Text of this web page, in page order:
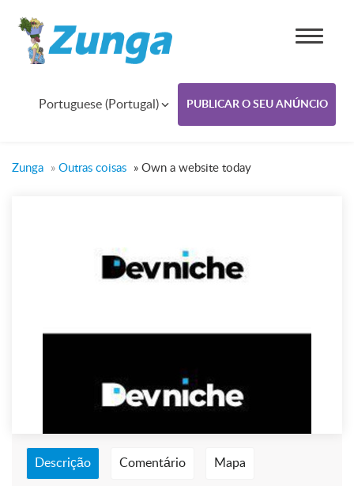
Portuguese (Portugal) PUBLICAR O SEU ANÚNCIO
Zunga » Outras coisas » Own a website today
Descrição Comentário Mapa